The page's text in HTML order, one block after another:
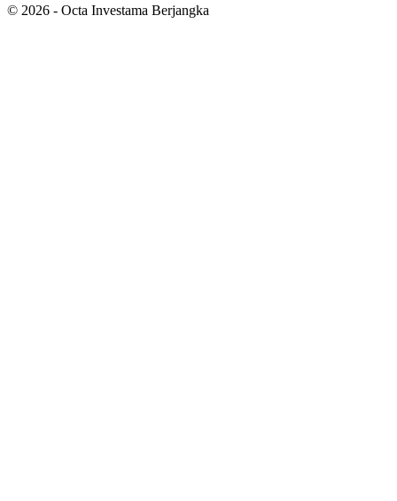
© 2026 - Octa Investama Berjangka